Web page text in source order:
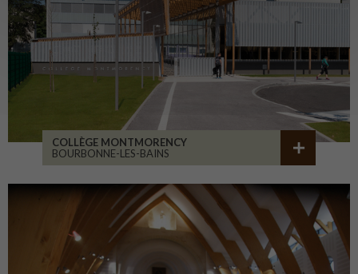
COLLÈGE MONTMORENCY
BOURBONNE-LES-BAINS